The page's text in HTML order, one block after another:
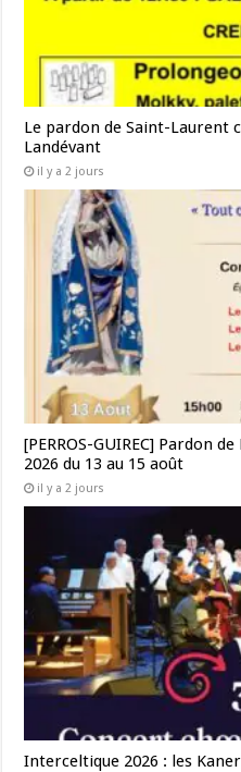
Le pardon de Saint-Laurent
Landévant
il y a 2 jours
[PERROS-GUIREC] Pardon
2026 du 13 au 15 août
il y a 2 jours
Interceltique 2026 : les